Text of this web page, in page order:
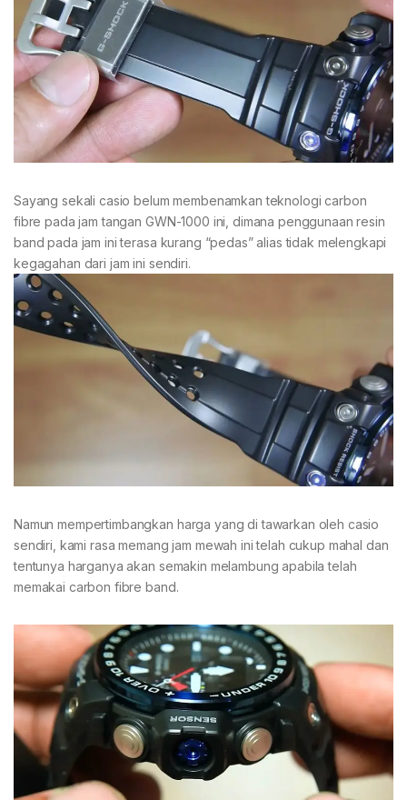
Sayang sekali casio belum membenamkan teknologi carbon
fibre pada jam tangan GWN-1000 ini, dimana penggunaan resin
band pada jam ini terasa kurang “pedas” alias tidak melengkapi
kegagahan dari jam ini sendiri.
Namun mempertimbangkan harga yang di tawarkan oleh casio
sendiri, kami rasa memang jam mewah ini telah cukup mahal dan
tentunya harganya akan semakin melambung apabila telah
memakai carbon fibre band.